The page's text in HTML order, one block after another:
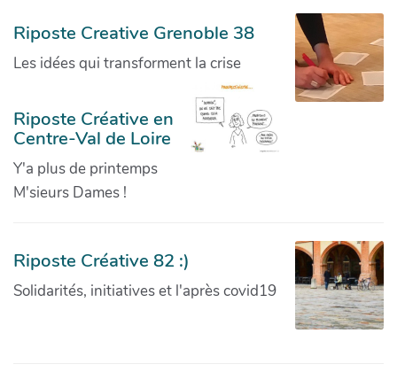
Riposte Creative Grenoble 38
Les idées qui transforment la crise
Riposte Créative en
Centre-Val de Loire
Y'a plus de printemps
M'sieurs Dames !
Riposte Créative 82 :)
Solidarités, initiatives et l'après covid19